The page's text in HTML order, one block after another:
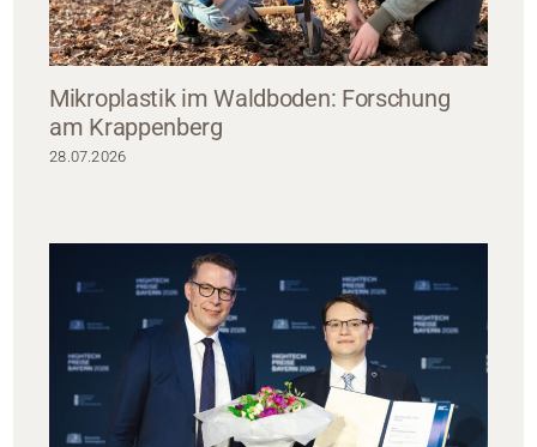
Mikroplastik im Waldboden: Forschung
am Krappenberg
28.07.2026